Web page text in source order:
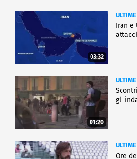
03:32
Iran e
01:20
gli
Ore